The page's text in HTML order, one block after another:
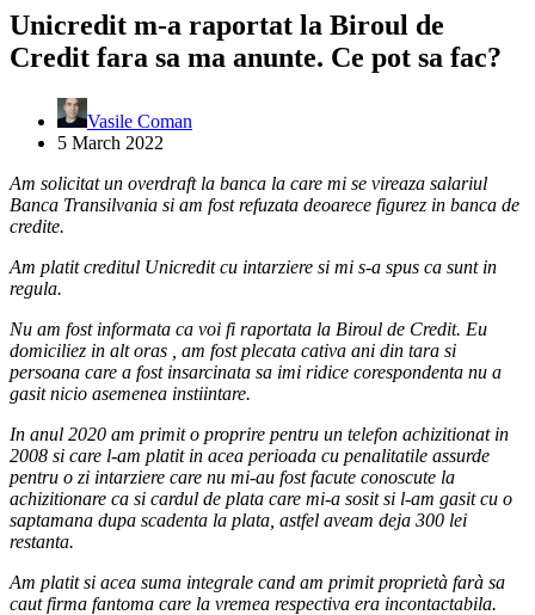
Unicredit m-a raportat la Biroul de
Credit fara sa ma anunte. Ce pot sa fac?
Vasile Coman
5 March 2022
Am solicitat un overdraft la banca la care mi se vireaza salariul
Banca Transilvania si am fost refuzata deoarece figurez in banca de
credite.
Am platit creditul Unicredit cu intarziere si mi s-a spus ca sunt in
regula.
Nu am fost informata ca voi fi raportata la Biroul de Credit. Eu
domiciliez in alt oras , am fost plecata cativa ani din tara si
persoana care a fost insarcinata sa imi ridice corespondenta nu a
gasit nicio asemenea instiintare.
In anul 2020 am primit o proprire pentru un telefon achizitionat in
2008 si care l-am platit in acea perioada cu penalitatile assurde
pentru o zi intarziere care nu mi-au fost facute conoscute la
achizitionare ca si cardul de plata care mi-a sosit si l-am gasit cu o
saptamana dupa scadenta la plata, astfel aveam deja 300 lei
restanta.
Am platit si acea suma integrale cand am primit proprietà farà sa
caut firma fantoma care la vremea respectiva era incontactabila.